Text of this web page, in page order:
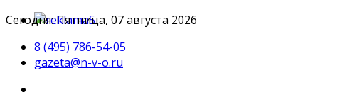
Сегодня: Пятница, 07 августа 2026
8 (495) 786-54-05
gazeta@n-v-o.ru